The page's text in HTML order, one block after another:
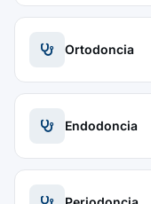
Ortodoncia
Endodoncia